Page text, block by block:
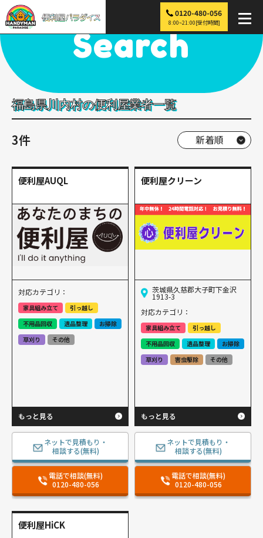
0120-480-056
8:00~21:00[受付時間]
便利屋パラダイス > 探す > 川内村
Search
福島県川内村の便利屋業者一覧
3件
便利屋AUQL
対応カテゴリ：
家具組み立て
引っ越し
不用品回収
遺品整理
お掃除
草刈り
その他
もっと見る
ネットで見積もり・
相談する(無料)
電話で相談(無料)
0120-480-056
便利屋クリーン
茨城県久慈郡大子町下金沢
1913-3
対応カテゴリ：
家具組み立て
引っ越し
不用品回収
遺品整理
お掃除
草刈り
害虫駆除 その他
もっと見る
ネットで見積もり・
相談する(無料)
電話で相談(無料)
0120-480-056
便利屋HiCK